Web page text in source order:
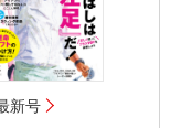
新号